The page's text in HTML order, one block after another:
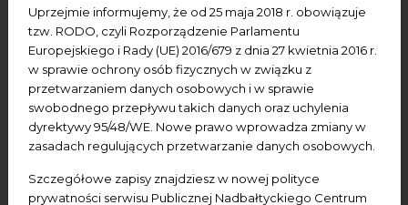
Uprzejmie informujemy, że od 25 maja 2018 r. obowiązuje
tzw. RODO, czyli Rozporządzenie Parlamentu
Europejskiego i Rady (UE) 2016/679 z dnia 27 kwietnia 2016 r.
w sprawie ochrony osób fizycznych w związku z
przetwarzaniem danych osobowych i w sprawie
swobodnego przepływu takich danych oraz uchylenia
dyrektywy 95/48/WE. Nowe prawo wprowadza zmiany w
zasadach regulujących przetwarzanie danych osobowych.
Szczegółowe zapisy znajdziesz w nowej polityce
prywatności serwisu Publicznej Nadbałtyckiego Centrum
Data końcowa
Termin:
-Wszystkie- Dzisiaj Jutro Pojutrze
Następny tydzień Następny miesiąc